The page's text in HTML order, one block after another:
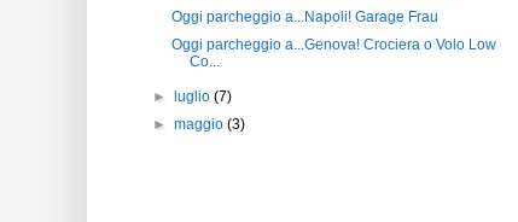
Oggi parcheggio a...Napoli! Garage Frau
Oggi parcheggio a...Genova! Crociera o Volo Low
Co...
► luglio(7)
►maggio(3)